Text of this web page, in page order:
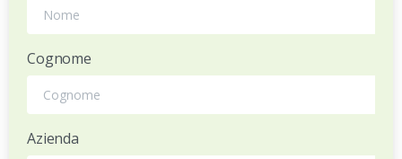
Cognome
Azienda